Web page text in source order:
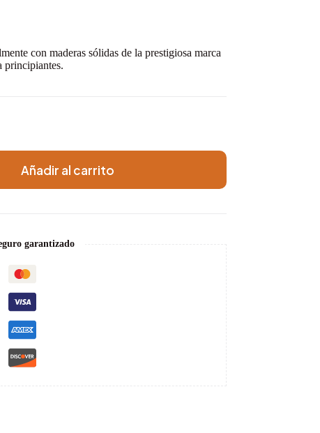
con maderas sólidas de la prestigiosa marca
principiantes.
Añadir al carrito
garantizado